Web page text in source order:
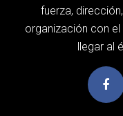
fuerza,
organización con
llegar al